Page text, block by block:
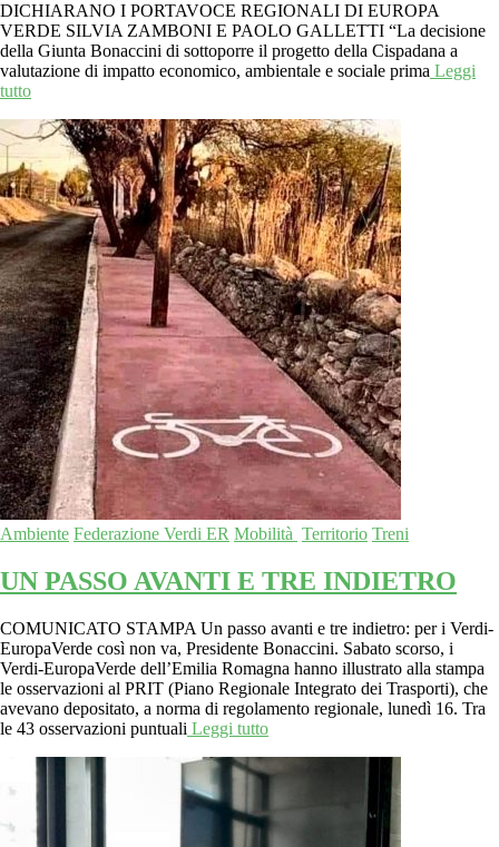
DICHIARANO I PORTAVOCE REGIONALI DI EUROPA
VERDE SILVIA ZAMBONI E PAOLO GALLETTI “La decisione
della Giunta Bonaccini di sottoporre il progetto della Cispadana a
valutazione di impatto economico, ambientale e sociale prima Leggi
tutto
Ambiente Federazione Verdi ER Mobilità Territorio Treni
UN PASSO AVANTI E TRE INDIETRO
COMUNICATO STAMPA Un passo avanti e tre indietro: per i Verdi-
EuropaVerde così non va, Presidente Bonaccini. Sabato scorso, i
Verdi-EuropaVerde dell’Emilia Romagna hanno illustrato alla stampa
le osservazioni al PRIT (Piano Regionale Integrato dei Trasporti), che
avevano depositato, a norma di regolamento regionale, lunedì 16. Tra
le 43 osservazioni puntuali Leggi tutto